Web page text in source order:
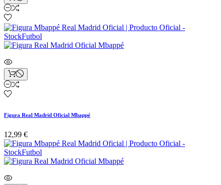
Figura Real Madrid Oficial Mbappé
12,99 €